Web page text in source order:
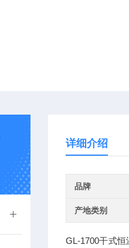
详细介绍
品牌
产地类别
GL-1700干式